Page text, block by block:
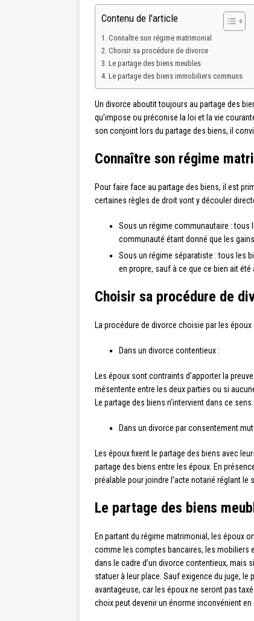
Contenu de l'article
Connaître son régime matrimonial
Choisir sa procédure de divorce
Le partage des biens meubles
Le partage des biens immobiliers communs
Un divorce aboutit toujours au partage des
qu’impose ou préconise la loi et la vie
son conjoint lors du partage des biens, il
Connaître son régime
Pour faire face au partage des biens, il est
certaines règles de droit vont y découler
Sous un régime communautaire : tous
communauté étant donné que les
Sous un régime séparatiste : tous les
en propre, sauf à ce que ce bien ait
Choisir sa procédure de
La procédure de divorce choisie par les
Dans un divorce contentieux :
Les époux sont contraints d’apporter la
mésentente entre les deux parties ou si
Le partage des biens n’intervient dans ce
Dans un divorce par consentement
Les époux fixent le partage des biens avec
partage des biens entre les époux. En
préalable pour joindre l’acte notarié réglant le
Le partage des biens
En partant du régime matrimonial, les époux
comme les comptes bancaires, les mobiliers
dans le cadre d’un divorce contentieux, mais
statuer à leur place. Sauf exigence du juge,
avantageuse, car les époux ne seront pas
choix peut devenir un énorme inconvénient en